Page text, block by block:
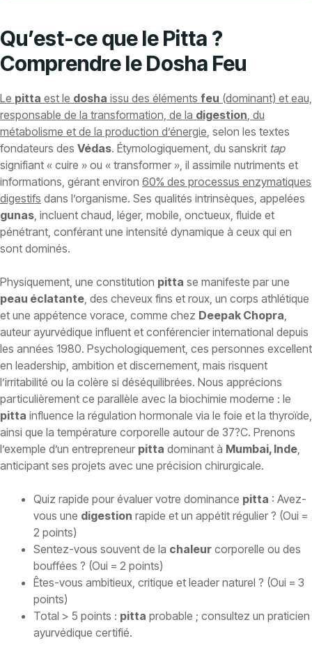
Qu’est-ce que le Pitta ?
Comprendre le Dosha Feu
Le pitta est le dosha issu des éléments feu (dominant) et eau,
responsable de la transformation, de la digestion, du
métabolisme et de la production d’énergie, selon les textes
fondateurs des Védas. Étymologiquement, du sanskrit tap
signifiant « cuire » ou « transformer », il assimile nutriments et
informations, gérant environ 60% des processus enzymatiques
digestifs dans l’organisme. Ses qualités intrinsèques, appelées
gunas, incluent chaud, léger, mobile, onctueux, fluide et
pénétrant, conférant une intensité dynamique à ceux qui en
sont dominés.
Physiquement, une constitution pitta se manifeste par une
peau éclatante, des cheveux fins et roux, un corps athlétique
et une appétence vorace, comme chez Deepak Chopra,
auteur ayurvédique influent et conférencier international depuis
les années 1980. Psychologiquement, ces personnes excellent
en leadership, ambition et discernement, mais risquent
l’irritabilité ou la colère si déséquilibrées. Nous apprécions
particulièrement ce parallèle avec la biochimie moderne : le
pitta influence la régulation hormonale via le foie et la thyroïde,
ainsi que la température corporelle autour de 37?C. Prenons
l’exemple d’un entrepreneur pitta dominant à Mumbai, Inde,
anticipant ses projets avec une précision chirurgicale.
Quiz rapide pour évaluer votre dominance pitta : Avez-
vous une digestion rapide et un appétit régulier ? (Oui =
2 points)
Sentez-vous souvent de la chaleur corporelle ou des
bouffées ? (Oui = 2 points)
Êtes-vous ambitieux, critique et leader naturel ? (Oui = 3
points)
Total > 5 points : pitta probable ; consultez un praticien
ayurvédique certifié.